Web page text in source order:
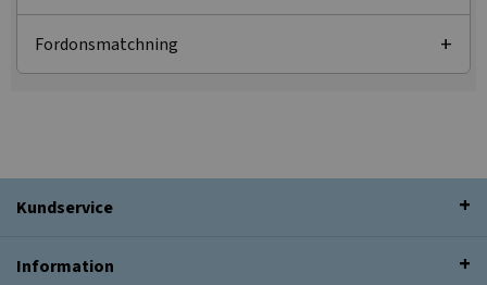
Fordonsmatchning
Kundservice
Information